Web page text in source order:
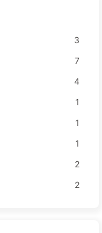
3
7
4
1
1
1
2
2